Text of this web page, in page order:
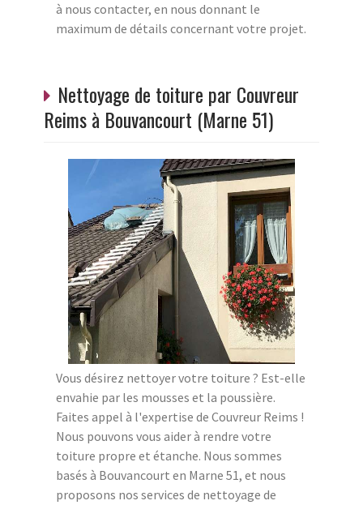
à nous contacter, en nous donnant le
maximum de détails concernant votre projet.
Nettoyage de toiture par Couvreur
Reims à Bouvancourt (Marne 51)
Vous désirez nettoyer votre toiture ? Est-elle
envahie par les mousses et la poussière.
Faites appel à l'expertise de Couvreur Reims !
Nous pouvons vous aider à rendre votre
toiture propre et étanche. Nous sommes
basés à Bouvancourt en Marne 51, et nous
proposons nos services de nettoyage de